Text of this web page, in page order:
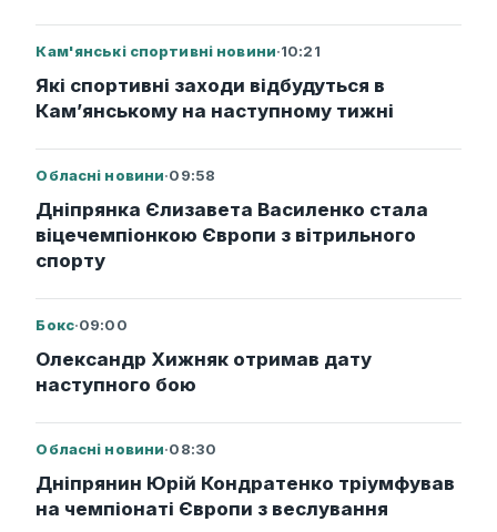
Кам'янські спортивні новини·10:21
Які спортивні заходи відбудуться в
Кам’янському на наступному тижні
Обласні новини·09:58
Дніпрянка Єлизавета Василенко стала
віцечемпіонкою Європи з вітрильного
спорту
Бокс·09:00
Олександр Хижняк отримав дату
наступного бою
Обласні новини·08:30
Дніпрянин Юрій Кондратенко тріумфував
на чемпіонаті Європи з веслування